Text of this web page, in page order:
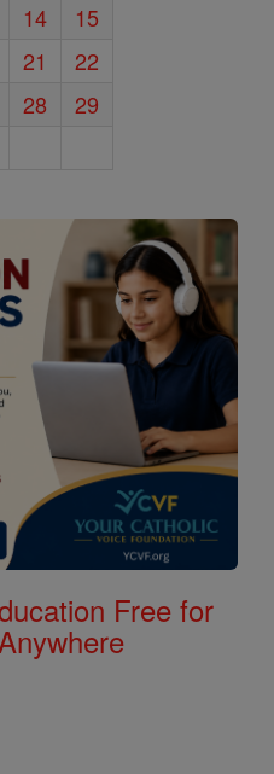
14
15
21
22
28
29
Free for